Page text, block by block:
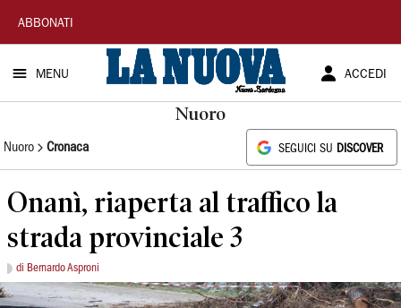
La
Nuova
Sardegna
ABBONATI
MENU ACCEDI
Nuoro
Nuoro Cronaca SEGUICI SU DISCOVER
Onanì, riaperta al traffico la
strada provinciale 3
di Bernardo Asproni